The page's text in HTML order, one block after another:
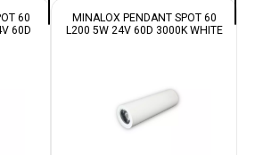
60
60D
MINALOX PENDANT SPOT 60
L200 5W 24V 60D 3000K WHITE